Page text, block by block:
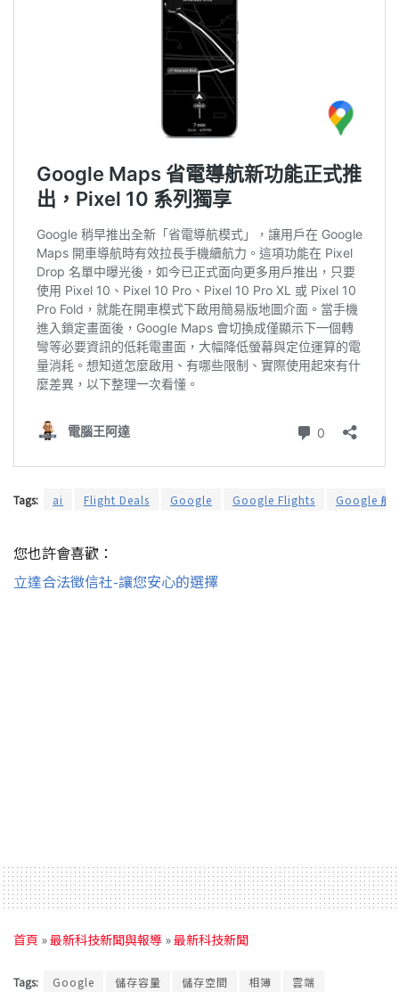
Tags: ai Flight Deals Google Google Flights Google 航
您也許會喜歡：
立達合法徵信社-讓您安心的選擇
首頁 »最新科技新聞與報導 »最新科技新聞
Tags: Google 儲存容量 儲存空間 相簿 雲端